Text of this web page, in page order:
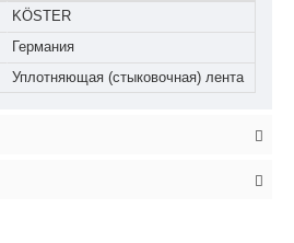
KÖSTER
Германия
Уплотняющая (стыковочная) лента